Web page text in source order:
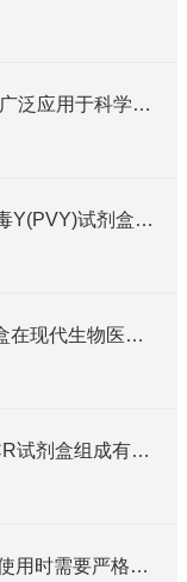
Elisa检测试剂盒广泛应用于科学研究和临床诊断中
你了解马铃薯病毒Y(PVY)试剂盒吗？
ELISA检测试剂盒在现代生物医学研究中的作用
不同类型的猪PCR试剂盒组成有所差异
羊elisa试剂盒在使用时需要严格遵守流程